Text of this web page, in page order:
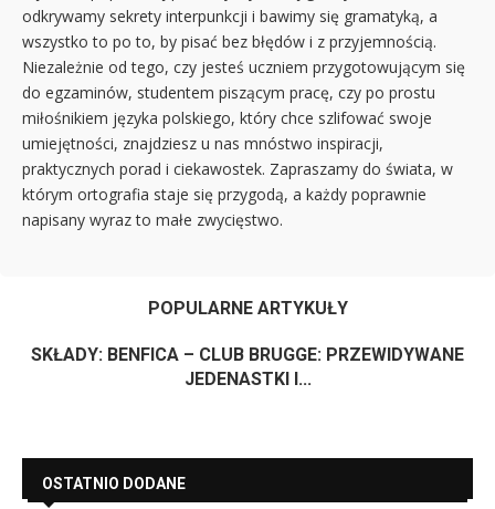
odkrywamy sekrety interpunkcji i bawimy się gramatyką, a
wszystko to po to, by pisać bez błędów i z przyjemnością.
Niezależnie od tego, czy jesteś uczniem przygotowującym się
do egzaminów, studentem piszącym pracę, czy po prostu
miłośnikiem języka polskiego, który chce szlifować swoje
umiejętności, znajdziesz u nas mnóstwo inspiracji,
praktycznych porad i ciekawostek. Zapraszamy do świata, w
którym ortografia staje się przygodą, a każdy poprawnie
napisany wyraz to małe zwycięstwo.
POPULARNE ARTYKUŁY
SKŁADY: BENFICA – CLUB BRUGGE: PRZEWIDYWANE
JEDENASTKI I...
OSTATNIO DODANE